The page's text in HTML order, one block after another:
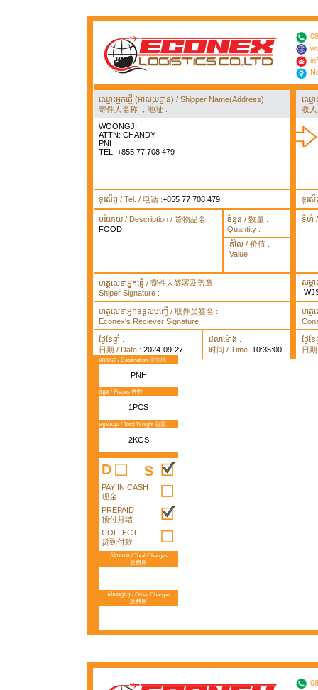
ឈ្មោះអ្នកផ្ញើ (អាសយដ្ឋាន) / Shipper Name(Address):
寄件人名称 ，地址 :
WOONGJI
ATTN: CHANDY
PNH
TEL: +855 77 708 479
ឈ្មោ
收
ទូរស័ព្ទ / Tel. / 电话 :+855 77 708 479 ទូរស័
បរិយាយ / Description / 货物品名 :
FOOD
ចំនួន / 数量 :
Quantity :
តំលៃ / 价值 :
Value :
ទំហំ /
ហត្ថលេខាអ្នកផ្ញើ / 寄件人签署及盖章 :
Shiper Signature :
សម្គ
ហត្ថលេខាអ្នកទទួលបញ្ធើ / 取件员签名 :
Econex's Reciever Signature :
ហត្ថ
ថ្ងៃខែឆ្នាំ :
日期 / Date : 2024-09-27
វេលាម៉ោង :
时间 / Time :10:35:00
ថ្ងៃខែ
日
គោលដៅ / Destination 目的地
PNH
ចំនួន / Pieces 件数
1PCS
ទម្ងន់សរុប / Total Weight 总重
2KGS
D S
PAY IN CASH
现金
PREPAID
预付月结
COLLECT
货到付款
តំលៃសរុប / Total Charges
总费用
តំលៃផ្សេងៗ / Other Charges
总费用